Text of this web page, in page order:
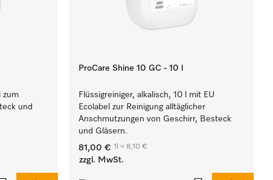
zum
und
ProCare Shine 10 GC - 10 l
Flüssigreiniger, alkalisch, 10 l mit EU
Ecolabel zur Reinigung alltäglicher
Anschmutzungen von Geschirr, Besteck
und Gläsern.
81,00 € 1l = 8,10 €
zzgl. MwSt.